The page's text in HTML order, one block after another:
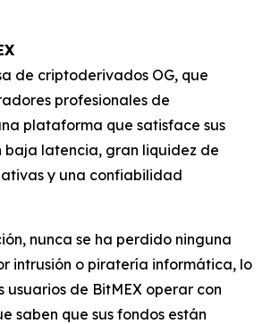
de criptoderivados OG, que
profesionales de
plataforma que satisface sus
baja latencia, gran liquidez de
y una confiabilidad
nunca se ha perdido ninguna
intrusión o piratería informática, lo
usuarios de BitMEX operar con
saben que sus fondos están